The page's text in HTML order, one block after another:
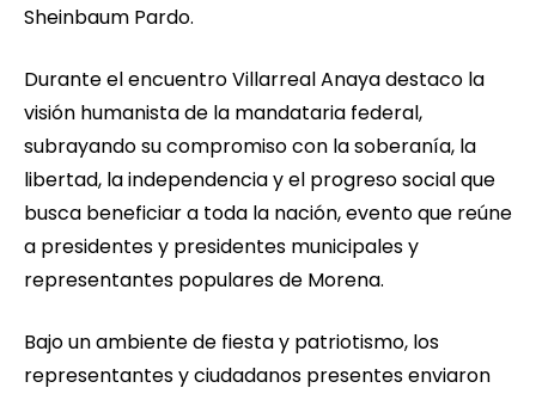
Sheinbaum Pardo.
Durante el encuentro Villarreal Anaya destaco la
visión humanista de la mandataria federal,
subrayando su compromiso con la soberanía, la
libertad, la independencia y el progreso social que
busca beneficiar a toda la nación, evento que reúne
a presidentes y presidentes municipales y
representantes populares de Morena.
Bajo un ambiente de fiesta y patriotismo, los
representantes y ciudadanos presentes enviaron